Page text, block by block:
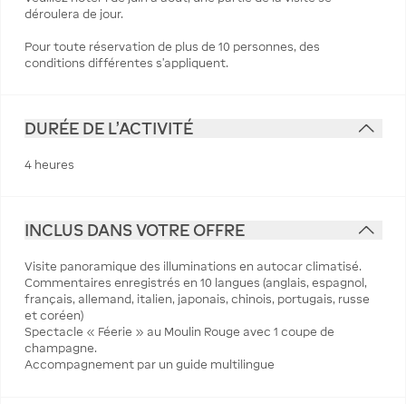
déroulera de jour.
Pour toute réservation de plus de 10 personnes, des
conditions différentes s’appliquent.
DURÉE DE L'ACTIVITÉ
4 heures
INCLUS DANS VOTRE OFFRE
Visite panoramique des illuminations en autocar climatisé.
Commentaires enregistrés en 10 langues (anglais, espagnol,
français, allemand, italien, japonais, chinois, portugais, russe
et coréen)
Spectacle « Féerie » au Moulin Rouge avec 1 coupe de
champagne.
Accompagnement par un guide multilingue